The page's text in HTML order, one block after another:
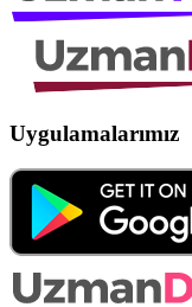
Uygulamalarımız